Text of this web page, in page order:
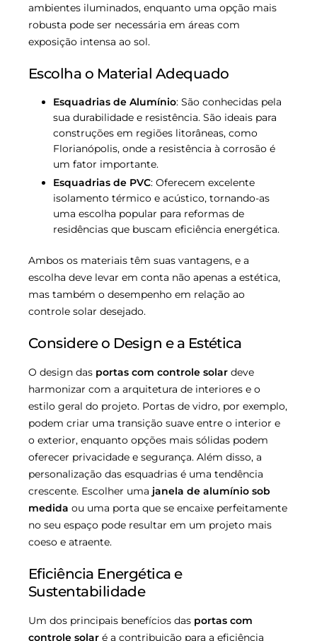
ambientes iluminados, enquanto uma opção mais
robusta pode ser necessária em áreas com
exposição intensa ao sol.
Escolha o Material Adequado
Esquadrias de Alumínio: São conhecidas pela
sua durabilidade e resistência. São ideais para
construções em regiões litorâneas, como
Florianópolis, onde a resistência à corrosão é
um fator importante.
Esquadrias de PVC: Oferecem excelente
isolamento térmico e acústico, tornando-as
uma escolha popular para reformas de
residências que buscam eficiência energética.
Ambos os materiais têm suas vantagens, e a
escolha deve levar em conta não apenas a estética,
mas também o desempenho em relação ao
controle solar desejado.
Considere o Design e a Estética
O design das portas com controle solar deve
harmonizar com a arquitetura de interiores e o
estilo geral do projeto. Portas de vidro, por exemplo,
podem criar uma transição suave entre o interior e
o exterior, enquanto opções mais sólidas podem
oferecer privacidade e segurança. Além disso, a
personalização das esquadrias é uma tendência
crescente. Escolher uma janela de alumínio sob
medida ou uma porta que se encaixe perfeitamente
no seu espaço pode resultar em um projeto mais
coeso e atraente.
Eficiência Energética e
Sustentabilidade
Um dos principais benefícios das portas com
controle solar é a contribuição para a eficiência